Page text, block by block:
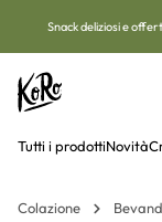
Snack deliziosi e
Tutti i prodottiNovità
Colazione